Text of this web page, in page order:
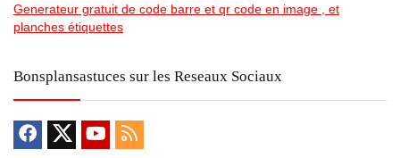
Generateur gratuit de code barre et qr code en image , et
planches étiquettes
Bonsplansastuces sur les Reseaux Sociaux